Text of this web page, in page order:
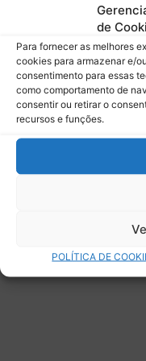
de
Para fornecer as melhores
cookies para armazenar e/
consentimento para essas
como comportamento de
consentir ou retirar o
recursos e funções.
POLÍTICA DE
Deixe uma resposta